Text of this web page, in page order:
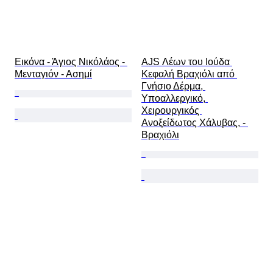
Εικόνα - Άγιος Νικόλάος -
Μενταγιόν - Ασημί
AJS Λέων του Ιούδα
Κεφαλή Βραχιόλι από
Γνήσιο Δέρμα,
Υποαλλεργικό,
Χειρουργικός
Ανοξείδωτος Χάλυβας, -
Βραχιόλι